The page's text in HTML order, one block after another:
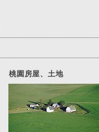
桃園房屋、土地